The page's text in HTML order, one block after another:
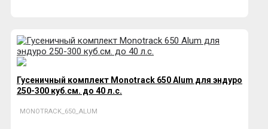
Гусеничный комплект Monotrack 650 Alum для эндуро
250-300 куб.см. до 40 л.с.
MONOTRACK_650_ALUM